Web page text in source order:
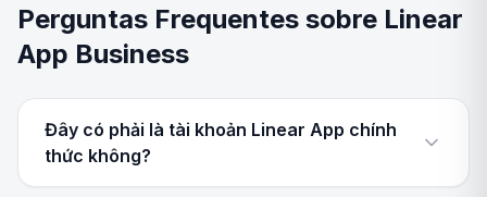
Perguntas Frequentes sobre Linear
App Business
Đây có phải là tài khoản Linear App chính
thức không?